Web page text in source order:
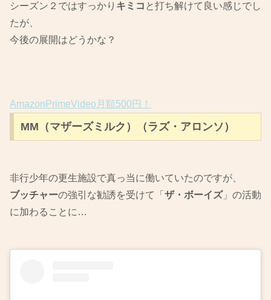
シーズン２ではすっかり キミコ と打ち解けて良い感じでし
たが、
今後の展開はどうかな？
AmazonPrimeVideo月額500円！
MM（マザーズミルク）（ラズ・アロンソ）
非行少年の更生施設で真っ当に働いていたのですが、
ブッチャーの強引な勧誘を受けて「 ザ・ボーイズ」の活動
に加わることに…